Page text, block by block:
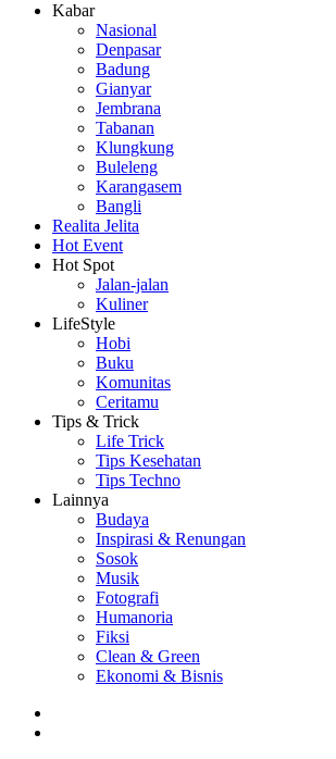
Kabar
Nasional
Denpasar
Badung
Gianyar
Jembrana
Tabanan
Klungkung
Buleleng
Karangasem
Bangli
Realita Jelita
Hot Event
Hot Spot
Jalan-jalan
Kuliner
LifeStyle
Hobi
Buku
Komunitas
Ceritamu
Tips & Trick
Life Trick
Tips Kesehatan
Tips Techno
Lainnya
Budaya
Inspirasi & Renungan
Sosok
Musik
Fotografi
Humanoria
Fiksi
Clean & Green
Ekonomi & Bisnis